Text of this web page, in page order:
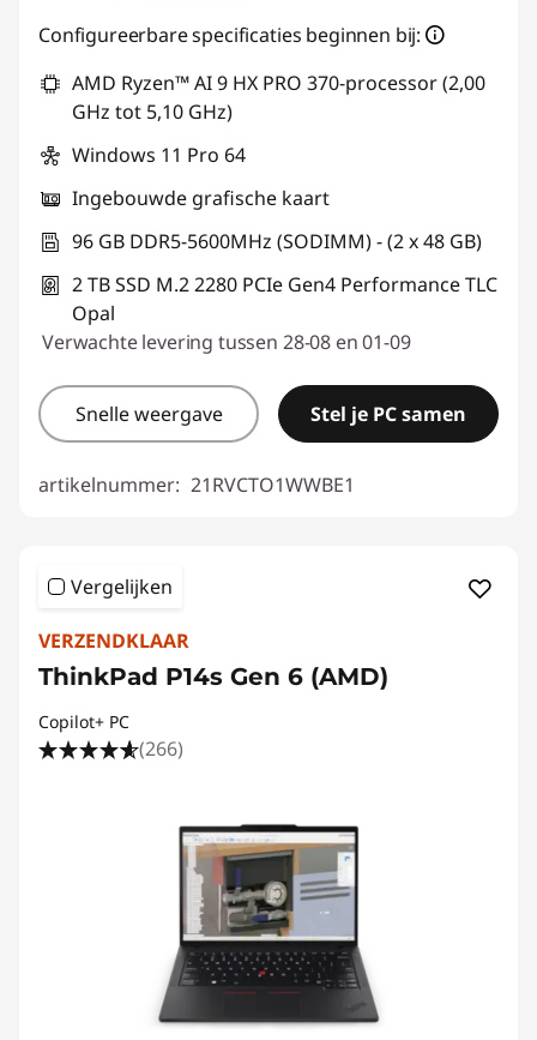
eCoupon-besparingen :-€1.450,89
eCoupon gebruiken :THINKDEAL
Configureerbare specificaties beginnen bij:
AMD Ryzen™ AI 9 HX PRO 370-processor (2,00
GHz tot 5,10 GHz)
Windows 11 Pro 64
Ingebouwde grafische kaart
96 GB DDR5-5600MHz (SODIMM) - (2 x 48 GB)
2 TB SSD M.2 2280 PCIe Gen4 Performance TLC
Opal
Verwachte levering tussen 28-08 en 01-09
Snelle weergave Stel je PC samen
artikelnummer: 21RVCTO1WWBE1
Vergelijken
VERZENDKLAAR
ThinkPad P14s Gen 6 (AMD)
Copilot+ PC
(266)